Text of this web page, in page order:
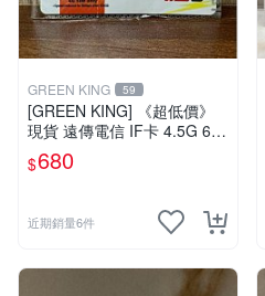
GREEN KING 59
[GREEN KING] 《超低價》
現貨 遠傳電信 IF卡 4.5G 698
30天網路吃到飽 儲值卡 網卡
網路儲值卡 上網卡
$680
近期銷量6件